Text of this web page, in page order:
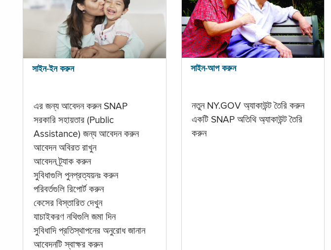
সাইন-ইন করুন
এর জন্য আবেদন করুন SNAP
সরকারি সহায়তার (Public
Assistance) জন্য আবেদন করুন
আবেদন অবিরত রাখুন
আবেদন ট্র্যাক করুন
সুবিধাগুলি পুনপ্রত্যয়নঃ করুন
পরিবর্তগুলি রিপোর্ট করুন
কেসের বিস্তারিত দেখুন
যাচাইকরণ নথিগুলি জমা দিন
সুবিধাদি প্রতিস্থাপনের অনুরোধ জানান
আবেদনটি স্বাক্ষর করুন
সাইন-আপ করুন
নতুন NY.GOV অ্যাকাউন্ট তৈরি করুন
একটি SNAP অতিথি অ্যাকাউন্ট তৈরি
করুন